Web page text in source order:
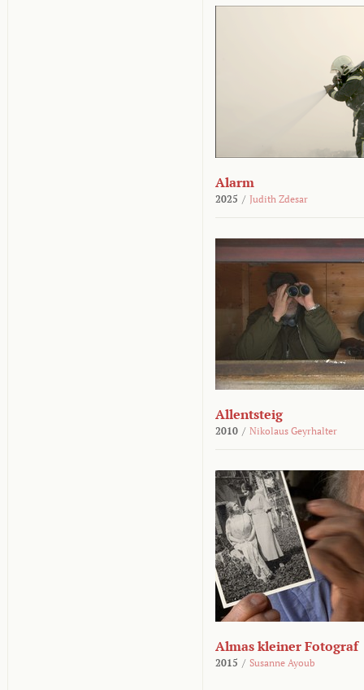
Alarm
2025 / Judith Zdesar
Allentsteig
2010 / Nikolaus Geyrhalter
Almas kleiner Fotograf
2015 / Susanne Ayoub